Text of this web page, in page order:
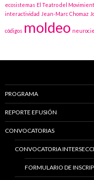
ecosistemas El Teatro del
interactividad Jean-Marc Chomaz
códigos moldeo
PROGRAMA
REPORTE EFUSIÓN
CONVOCATORIAS
CONVOCATORIA
FORMULARIO DE